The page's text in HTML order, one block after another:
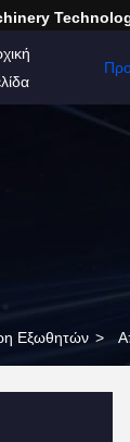
Εξωθητών >